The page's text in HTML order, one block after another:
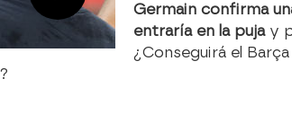
Germain confirma
entraría en la pujay
¿Conseguirá el